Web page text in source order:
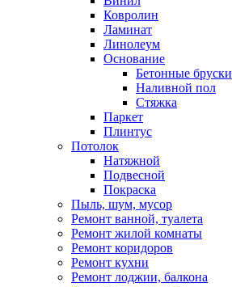
Ковролин
Ламинат
Линолеум
Основание
Бетонные бруски
Наливной пол
Стяжка
Паркет
Плинтус
Потолок
Натяжной
Подвесной
Покраска
Пыль, шум, мусор
Ремонт ванной, туалета
Ремонт жилой комнаты
Ремонт коридоров
Ремонт кухни
Ремонт лоджии, балкона